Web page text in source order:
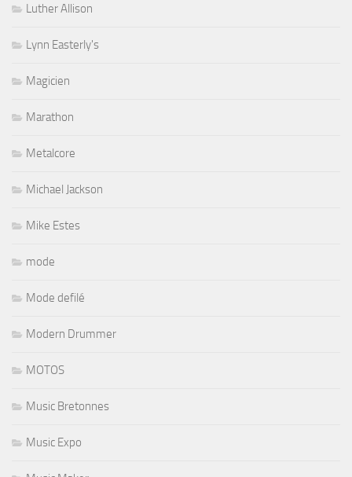
Luther Allison
Lynn Easterly's
Magicien
Marathon
Metalcore
Michael Jackson
Mike Estes
mode
Mode defilé
Modern Drummer
MOTOS
Music Bretonnes
Music Expo